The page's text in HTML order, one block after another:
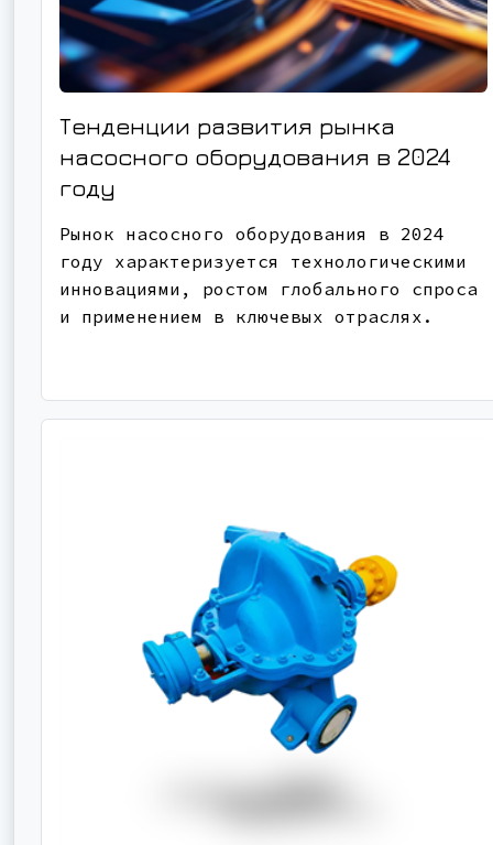
Тенденции развития рынка
насосного оборудования в 2024
году
Рынок насосного оборудования в 2024
году характеризуется технологическими
инновациями, ростом глобального спроса
и применением в ключевых отраслях.